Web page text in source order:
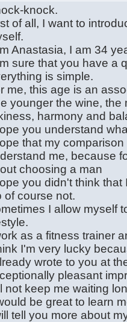
knock.
of all, I want to
Anastasia, I am 34
sure that you have a
is simple.
me, this age is an
younger the wine, the
harmony and
you understand
that my
me, because
choosing a man
you didn't think that
of course not.
I allow myself
as a fitness trainer
I'm very lucky
wrote to you at
pleasant
not keep me waiting
be great to learn
tell you more about